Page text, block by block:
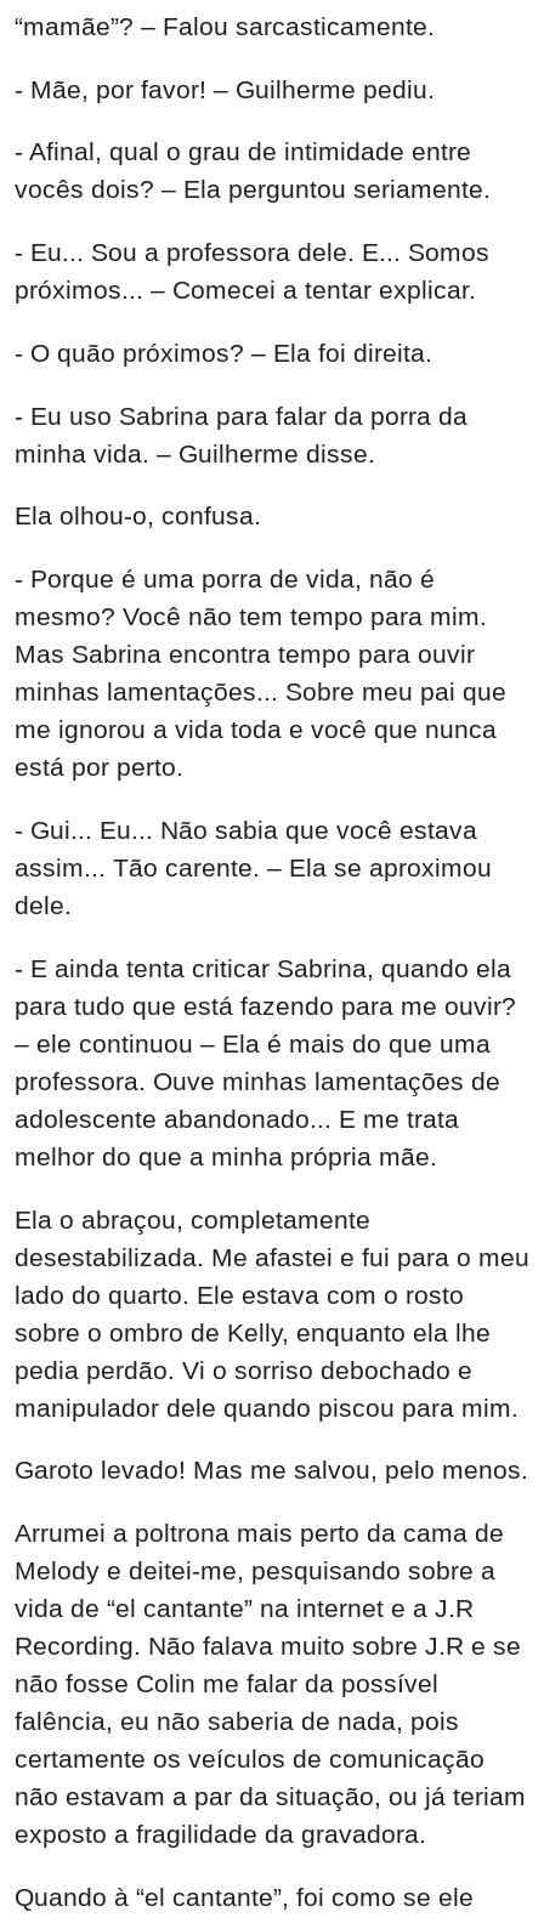
Arrumei a poltrona mais perto da cama de
Melody e deitei-me, pesquisando sobre a
vida de “el cantante” na internet e a J.R
Recording. Não falava muito sobre J.R e se
não fosse Colin me falar da possível
falência, eu não saberia de nada, pois
certamente os veículos de comunicação
não estavam a par da situação, ou já teriam
exposto a fragilidade da gravadora.
Quando à “el cantante”, foi como se ele